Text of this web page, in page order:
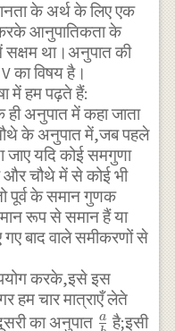
के अर्थ के लिए एक
आनुपातिकता के
सक्षम था।अनुपात की
का विषय है।
में हम पढ़ते हैं:
अनुपात में कहा जाता
के अनुपात में,जब पहले
यदि कोई समगुणा
चौथे में से कोई भी
पूर्व के समान गुणक
रूप से समान हैं या
बाद वाले समीकरणों से
करके,इसे इस
हम चार मात्राएँ लेते
का अनुपात \frac{a}
a है;इसी